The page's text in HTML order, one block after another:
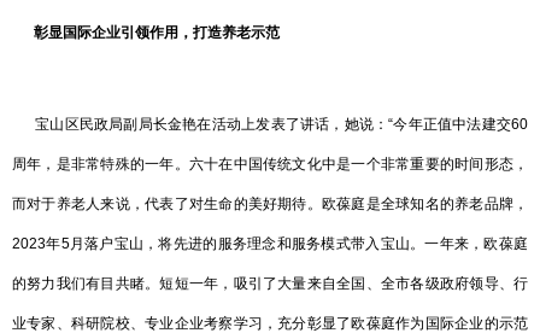
彰显国际企业引领作用，打造养老示范
宝山区民政局副局长金艳在活动上发表了讲话，她说：“今年正值中法建交60
周年，是非常特殊的一年。六十在中国传统文化中是一个非常重要的时间形态，
而对于养老人来说，代表了对生命的美好期待。欧葆庭是全球知名的养老品牌，
2023年5月落户宝山，将先进的服务理念和服务模式带入宝山。一年来，欧葆庭
的努力我们有目共睹。短短一年，吸引了大量来自全国、全市各级政府领导、行
业专家、科研院校、专业企业考察学习，充分彰显了欧葆庭作为国际企业的示范